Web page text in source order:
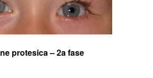
protesica – 2a fase